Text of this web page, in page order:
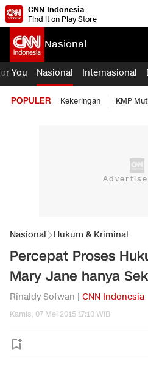
CNN Indonesia
Find it on Play Store
Nasional
You Nasional Internasional
POPULER Kekeringan KMP
Nasional Hukum & Kriminal
Percepat Proses
Mary Jane hanya
Rinaldy Sofwan | CNN Indonesia
Kamis, 07 Mei 2015 17:10 WIB